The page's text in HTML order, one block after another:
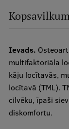
galvenā
izvēlne
Maģistra
Doktorantūra
Ievads.
multifaktoriāla
kāju locītavās,
locītavā (TML).
cilvēku, īpaši
diskomfortu.